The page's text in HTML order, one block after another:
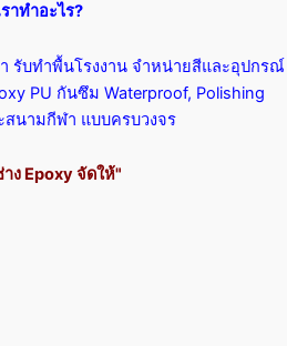
ราทำอะไร?
รับทำพื้นโรงงาน จำหน่ายสีและอุปกรณ์
PU กันซึม Waterproof, Polishing
สนามกีฬา แบบครบวงจร
ง Epoxy จัดให้"